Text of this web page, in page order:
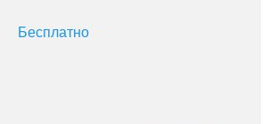
Бесплатно